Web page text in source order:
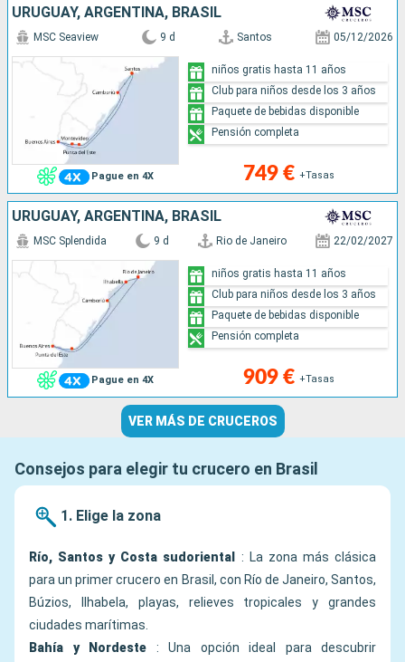
URUGUAY, ARGENTINA, BRASIL
Pague en 4X
MSC Seaview 9 d Santos 05/12/2026
749 € +Tasas
niños gratis hasta 11 años
Club para niños desde los 3 años
Paquete de bebidas disponible
Pensión completa
URUGUAY, ARGENTINA, BRASIL
Pague en 4X
MSC Splendida 9 d Rio de Janeiro 22/02/2027
909 € +Tasas
niños gratis hasta 11 años
Club para niños desde los 3 años
Paquete de bebidas disponible
Pensión completa
VER MÁS DE CRUCEROS
Consejos para elegir tu crucero en Brasil
1. Elige la zona
Río, Santos y Costa sudoriental
: La zona más clásica
para un primer crucero en Brasil, con Río de Janeiro, Santos,
Búzios, Ilhabela, playas, relieves tropicales y grandes
ciudades marítimas.
Bahía y Nordeste : Una opción ideal para descubrir